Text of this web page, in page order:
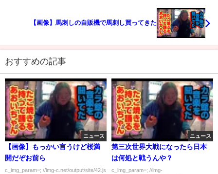
【画像】馬刺しの自販機で馬刺し買ってきた
おすすめの記事
ニュース
【画像】もっかい言うけど桜満
開だぞお前ら
c_img_param=; //img-c.net/output/site/42.js
ニュース
第三次世界大戦になったら日本
は何処と戦うんや？
c_img_param=; //img-